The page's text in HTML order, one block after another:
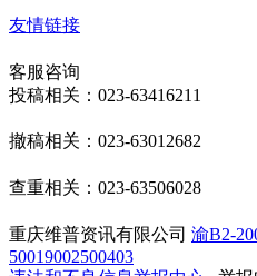
友情链接
客服咨询
投稿相关：023-63416211
撤稿相关：023-63012682
查重相关：023-63506028
重庆维普资讯有限公司 渝B2-
50019002500403